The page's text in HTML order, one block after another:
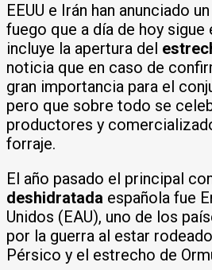
EEUU e Irán han anunciado
fuego que a día de hoy sigue
incluye la apertura del
noticia que en caso de
gran importancia para el
pero que sobre todo se
productores y
forraje.
El año pasado el principal
deshidratada española fue
Unidos (EAU), uno de los
por la guerra al estar
Pérsico y el estrecho de